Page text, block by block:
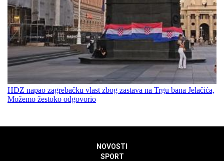
HDZ napao zagrebačku vlast zbog zastava na Trgu bana Jelačića,
Možemo žestoko odgovorio
NOVOSTI
SPORT